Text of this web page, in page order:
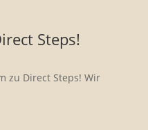
Steps!
zu Direct Steps! Wir